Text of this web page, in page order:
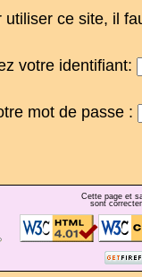
utiliser ce site, il
votre identifiant:
mot de passe :
Cette page et
sont